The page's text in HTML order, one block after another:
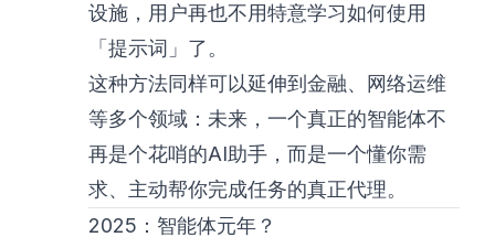
设施，用户再也不用特意学习如何使用
「提示词」了。
这种方法同样可以延伸到金融、网络运维
等多个领域：未来，一个真正的智能体不
再是个花哨的AI助手，而是一个懂你需
求、主动帮你完成任务的真正代理。
2025：智能体元年？